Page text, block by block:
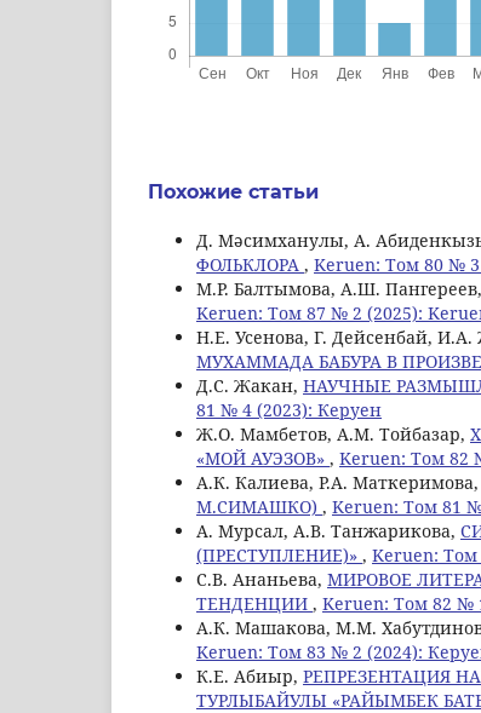
Похожие статьи
Д. Мәсимханулы, А.
ФОЛЬКЛОРА , Keruen: Том 80 №
М.Р. Балтымова, А.Ш. Пангереев,
Keruen: Том 87 № 2 (2025):
Н.Е. Усенова, Г. Дeйсенбай,
МУХАММАДА БАБУРА В
Д.С. Жакан, НАУЧНЫЕ
81 № 4 (2023): Керуен
Ж.О. Мамбетов, A.M. Тойбазар,
«МОЙ АУЭЗОВ» , Keruen: Том 82
А.К. Калиева, Р.А. Маткеримова,
М.СИМАШКО) , Keruen: Том 81
А. Мурсал, А.В. Танжарикова,
(ПРЕСТУПЛЕНИЕ)» , Keruen:
С.В. Ананьева, МИРОВОЕ
ТЕНДЕНЦИИ , Keruen: Том 82 №
A.К. Машакова, M.M.
Keruen: Том 83 № 2 (2024):
К.Е. Абиыр, РЕПРЕЗЕНТАЦИЯ
ТУРЛЫБАЙУЛЫ «РАЙЫМБЕК